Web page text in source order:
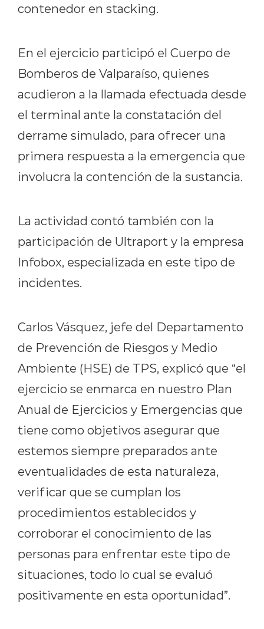
contenedor en stacking.
En el ejercicio participó el Cuerpo de
Bomberos de Valparaíso, quienes
acudieron a la llamada efectuada desde
el terminal ante la constatación del
derrame simulado, para ofrecer una
primera respuesta a la emergencia que
involucra la contención de la sustancia.
La actividad contó también con la
participación de Ultraport y la empresa
Infobox, especializada en este tipo de
incidentes.
Carlos Vásquez, jefe del Departamento
de Prevención de Riesgos y Medio
Ambiente (HSE) de TPS, explicó que “el
ejercicio se enmarca en nuestro Plan
Anual de Ejercicios y Emergencias que
tiene como objetivos asegurar que
estemos siempre preparados ante
eventualidades de esta naturaleza,
verificar que se cumplan los
procedimientos establecidos y
corroborar el conocimiento de las
personas para enfrentar este tipo de
situaciones, todo lo cual se evaluó
positivamente en esta oportunidad”.